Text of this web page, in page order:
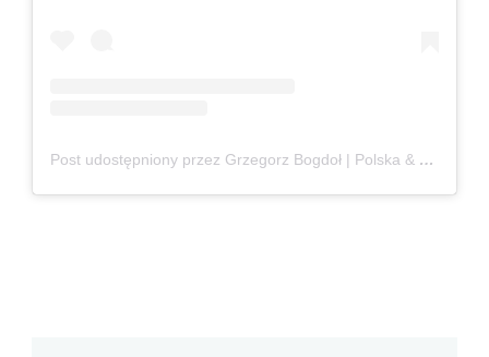
Post udostępniony przez Grzegorz Bogdoł | Polska & Czechy